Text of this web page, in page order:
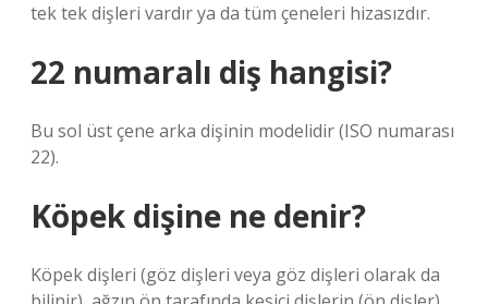
tek tek dişleri vardır ya da tüm çeneleri hizasızdır.
22 numaralı diş hangisi?
Bu sol üst çene arka dişinin modelidir (ISO numarası
22).
Köpek dişine ne denir?
Köpek dişleri (göz dişleri veya göz dişleri olarak da